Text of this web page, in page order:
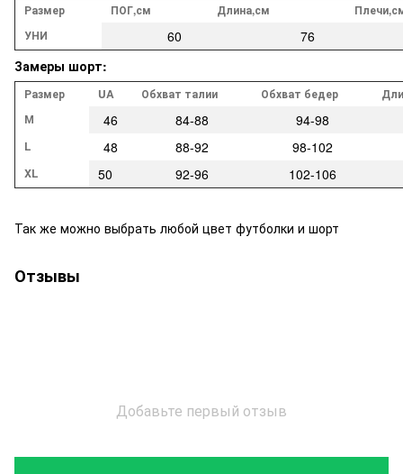
Размер ПОГ,см Длина,см
УНИ
60 76
Замеры шорт:
Размер UA Обхват талии Обхват бедер
М
46 84-88 94-98
L 48 88-92 98-102
XL 50 92-96 102-106
Так же можно выбрать любой цвет футболки и шорт
Отзывы
Добавьте первый отзыв